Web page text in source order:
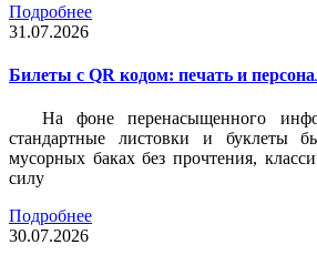
Подробнее
31.07.2026
Билеты c QR кодом: печать и
На фоне перенасыщенного
стандартные листовки и буклеты
мусорных баках без прочтения,
силу
Подробнее
30.07.2026